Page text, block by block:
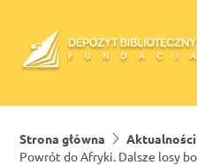
Strona główna
Aktualności
Powrót do Afryki. Dalsze losy